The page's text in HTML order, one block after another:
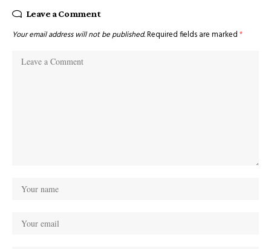
Leave a Comment
Your email address will not be published.Required fields are marked *